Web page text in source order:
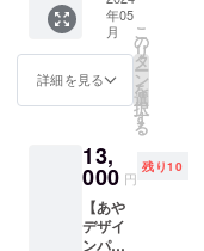
ます。
※プレ
オープ
ン開催
トのク
ラウド
ディン
グ終了
デザイ
ンをA
or Bか
らお選
はS・
M・L・
LLから
お選び
くださ
ご支援
者様の
お名前
を記載
させて
いただ
す。 ※
支援時
に必ず
備考欄
に記載
年05
月
詳細を見る
こ
の
リ
タ
ー
ン
を
選
択
す
る
13,
000 円
残り10
【あや
デザイ
ンパー